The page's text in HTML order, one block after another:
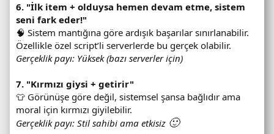
6. "İlk item + olduysa hemen devam etme, sistem
seni fark eder!"
🧠 Sistem mantığına göre ardışık başarılar sınırlanabilir.
Özellikle özel script’li serverlerde bu gerçek olabilir.
Gerçeklik payı: Yüksek (bazı serverler için)
7. "Kırmızı giysi + getirir"
👕 Görünüşe göre değil, sistemsel şansa bağlıdır ama
moral için kırmızı giyilebilir.
Gerçeklik payı: Stil sahibi ama etkisiz 🙂